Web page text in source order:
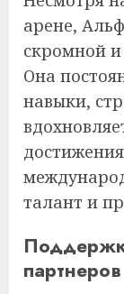
арене,
скромной
Она
навыки,
талант и
партнеров